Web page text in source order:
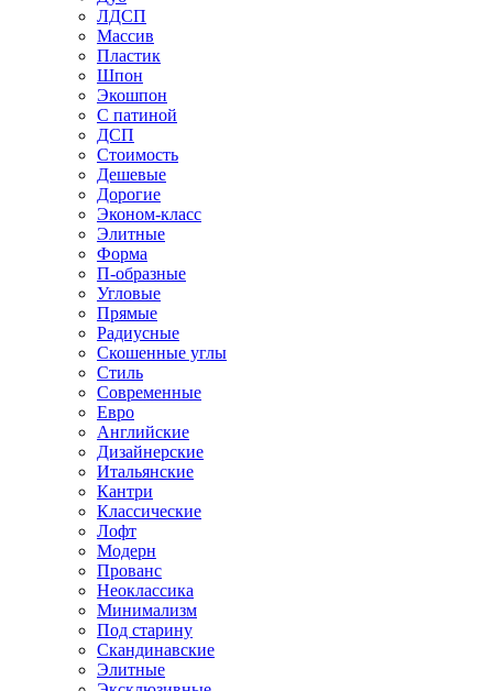
ЛДСП
Массив
Пластик
Шпон
Экошпон
С патиной
ДСП
Стоимость
Дешевые
Дорогие
Эконом-класс
Элитные
Форма
П-образные
Угловые
Прямые
Радиусные
Скошенные углы
Стиль
Современные
Евро
Английские
Дизайнерские
Итальянские
Кантри
Классические
Лофт
Модерн
Прованс
Неоклассика
Минимализм
Под старину
Скандинавские
Элитные